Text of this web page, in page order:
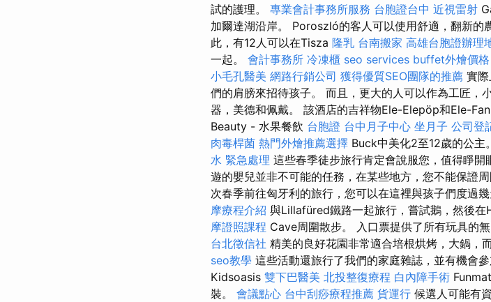
試的護理。 專業會計事務所服務 台胞證台中 近視雷射
加爾達湖沿岸。 Poroszló的客人可以使用舒適，翻新的
此，有12人可以在Tisza 隆乳 台南搬家 高雄台胞證辦理
一起。 會計事務所 冷凍櫃 seo services buffet外燴價格
小毛孔醫美 網路行銷公司 獲得優質SEO團隊的推薦 實
們的肩膀來招待孩子。 而且，更大的人可以作為工匠，
器，美德和佩戴。 該酒店的吉祥物Ele-Elepöp和Ele-
Beauty - 水果餐飲 台胞證 台中月子中心 坐月子 公司登
肉毒桿菌 熱門外燴推薦選擇 Buck中美化2至12歲的公主
水 緊急處理 這些春季徒步旅行肯定會說服您，值得睜開
遊的嬰兒並非不可能的任務，在某些地方，您不能保證
次春季前往匈牙利的旅行，您可以在這裡與孩子們度過
摩療程介紹 與Lillafüred鐵路一起旅行，嘗試鵝，然後
摩證照課程 Cave周圍散步。 入口票提供了所有玩具的
台北徵信社 精美的良好花園非常適合培根烘烤，大鍋，
seo教學 這些活動還旅行了我們的家庭雜誌，並有機會
Kidsoasis 雙下巴醫美 北投整復療程 白內障手術
裝。 會議點心 台中刮痧療程推薦 貨運行 候選人可能有